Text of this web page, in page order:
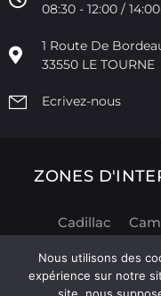
08:30 - 12:00 /
1 Route De
33550 LE TOURNE
Ecrivez-nous
ZONES
Cadillac
Portets
Saint
Nous utilisons des
expérience sur notre